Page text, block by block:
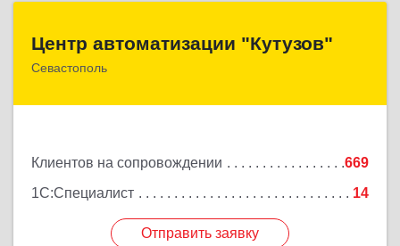
Центр автоматизации "Кутузов"
Севастополь
Клиентов на сопровождении
669
1С:Специалист
14
Отправить заявку
299011, Севастополь г, Генерала Петрова ул, дом
Отправить заявку